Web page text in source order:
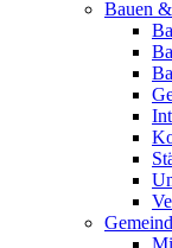
Bauen